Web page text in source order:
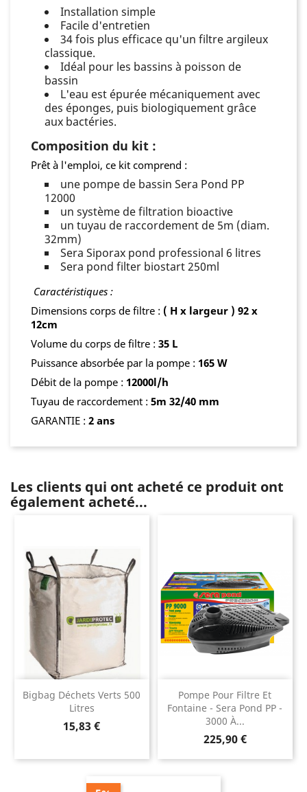
Installation simple
Facile d'entretien
34 fois plus efficace qu'un filtre argileux
classique.
Idéal pour les bassins à poisson de
bassin
L'eau est épurée mécaniquement avec
des éponges, puis biologiquement grâce
aux bactéries.
Composition du kit :
Prêt à l'emploi, ce kit comprend :
une pompe de bassin Sera Pond PP
12000
un système de filtration bioactive
un tuyau de raccordement de 5m (diam.
32mm)
Sera Siporax pond professional 6 litres
Sera pond filter biostart 250ml
Caractéristiques :
Dimensions corps de filtre : ( H x largeur ) 92 x
12cm
Volume du corps de filtre : 35 L
Puissance absorbée par la pompe : 165 W
Débit de la pompe : 12000l/h
Tuyau de raccordement : 5m 32/40 mm
GARANTIE : 2 ans
Les clients qui ont acheté ce produit ont
également acheté...
Bigbag Déchets Verts 500
Litres
Prix
15,83 €
Pompe Pour Filtre Et
Fontaine - Sera Pond PP -
3000 À...
Prix
225,90 €